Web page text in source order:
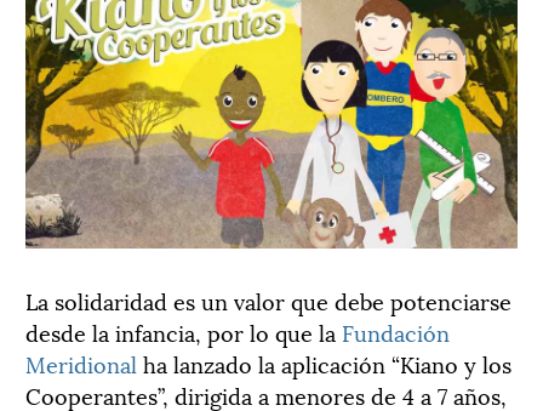
La solidaridad es un valor que debe potenciarse
desde la infancia, por lo que la Fundación
Meridionalha lanzado la aplicación “Kiano y los
Cooperantes”, dirigida a menores de 4 a 7 años,